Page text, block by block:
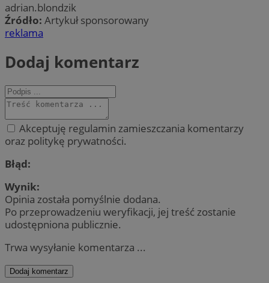
adrian.blondzik
Źródło: Artykuł sponsorowany
reklama
Dodaj komentarz
Akceptuję regulamin zamieszczania komentarzy
oraz politykę prywatności.
Błąd:
Wynik:
Opinia została pomyślnie dodana.
Po przeprowadzeniu weryfikacji, jej treść zostanie
udostępniona publicznie.
Trwa wysyłanie komentarza ...
Dodaj komentarz